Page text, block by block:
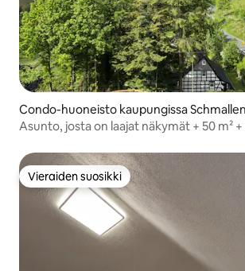
Condo-huoneisto kaupungissa
Asunto, josta on laajat näkymät + 50 m²
Vieraiden suosikki
Vieraiden suosikki